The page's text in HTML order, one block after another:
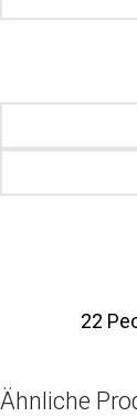
22
Ähnliche